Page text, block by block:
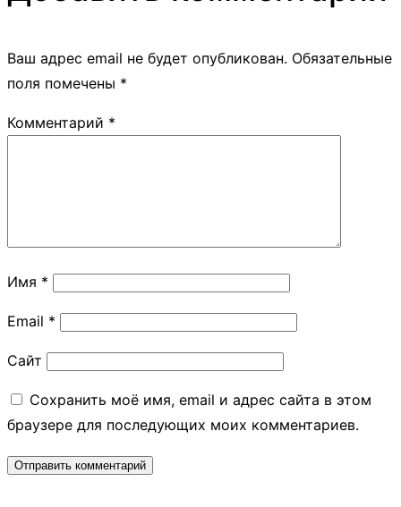
Ваш адрес email не будет опубликован. Обязательные
поля помечены *
Комментарий *
Имя *
Email *
Сайт
Сохранить моё имя, email и адрес сайта в этом
браузере для последующих моих комментариев.